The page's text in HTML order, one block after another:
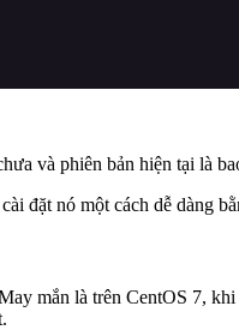
và phiên bản hiện tại là
đặt nó một cách dễ dàng
mắn là trên CentOS 7, khi